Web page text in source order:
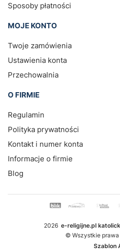
Sposoby płatności
MOJE KONTO
Twoje zamówienia
Ustawienia konta
Przechowalnia
O FIRMIE
Regulamin
Polityka prywatności
Kontakt i numer konta
Informacje o firmie
Blog
2026 e-religijne.pl
© Wszystkie
Szablon